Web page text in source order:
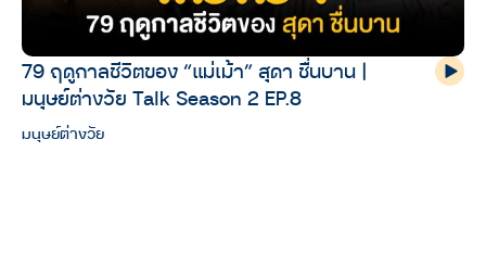
79 ฤดูกาลชีวิตของ “แม่เม้า” สุดา ชื่นบาน |
มนุษย์ต่างวัย Talk Season 2 EP.8
มนุษย์ต่างวัย